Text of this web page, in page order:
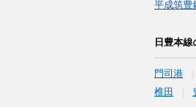
平成筑豊
日豊本
門司港
椎田